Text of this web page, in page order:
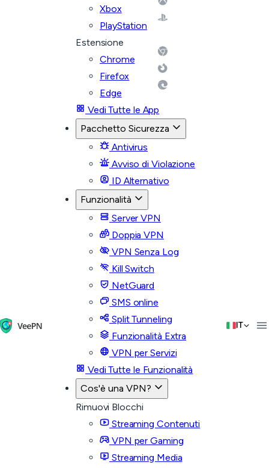
Xbox
PlayStation
Estensione
Chrome
Firefox
Edge
Vedi Tutte le App
Pacchetto Sicurezza
Antivirus
Avviso di Violazione
ID Alternativo
Funzionalità
Server VPN
Doppia VPN
VPN Senza Log
Kill Switch
NetGuard
SMS online
Split Tunneling
Funzionalità Extra
VPN per Servizi
Vedi Tutte le Funzionalità
Cos'è una VPN?
Rimuovi Blocchi
Streaming Contenuti
VPN per Gaming
Streaming Media
IT